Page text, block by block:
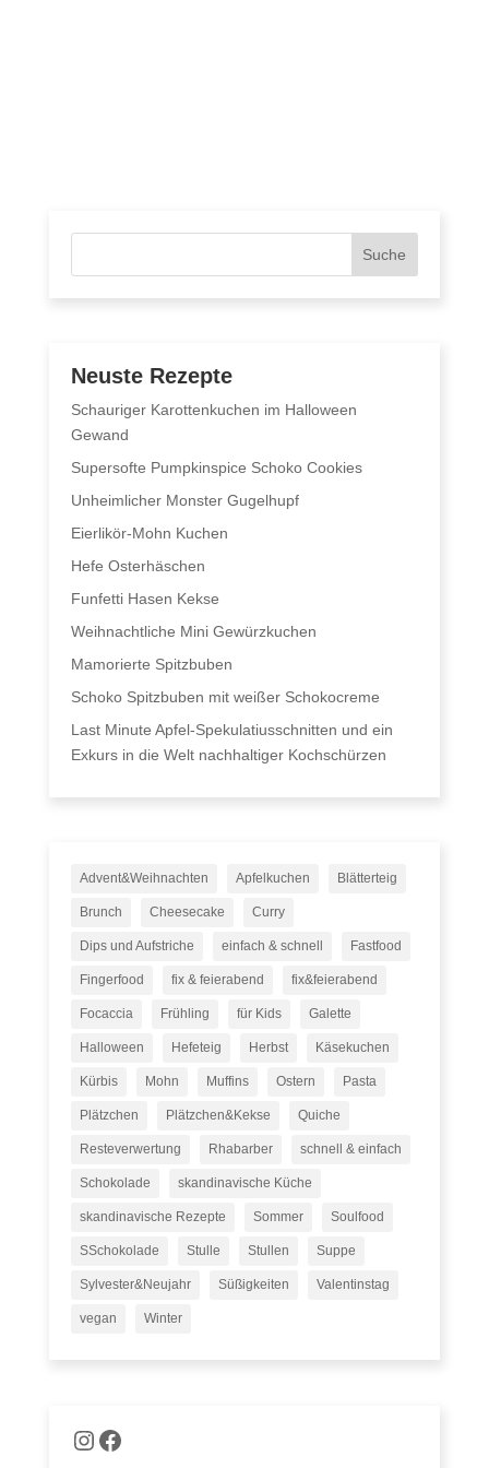
Suche
Neuste Rezepte
Schauriger Karottenkuchen im Halloween
Gewand
Supersofte Pumpkinspice Schoko Cookies
Unheimlicher Monster Gugelhupf
Eierlikör-Mohn Kuchen
Hefe Osterhäschen
Funfetti Hasen Kekse
Weihnachtliche Mini Gewürzkuchen
Mamorierte Spitzbuben
Schoko Spitzbuben mit weißer Schokocreme
Last Minute Apfel-Spekulatiusschnitten und ein
Exkurs in die Welt nachhaltiger Kochschürzen
Advent&Weihnachten Apfelkuchen Blätterteig
Brunch Cheesecake Curry
Dips und Aufstriche einfach & schnell Fastfood
Fingerfood fix & feierabend fix&feierabend
Focaccia Frühling für Kids Galette
Halloween Hefeteig Herbst Käsekuchen
Kürbis Mohn Muffins Ostern Pasta
Plätzchen Plätzchen&Kekse Quiche
Resteverwertung Rhabarber schnell & einfach
Schokolade skandinavische Küche
skandinavische Rezepte Sommer Soulfood
SSchokolade Stulle Stullen Suppe
Sylvester&Neujahr Süßigkeiten Valentinstag
vegan Winter
Naschware auf Instagram Facebook